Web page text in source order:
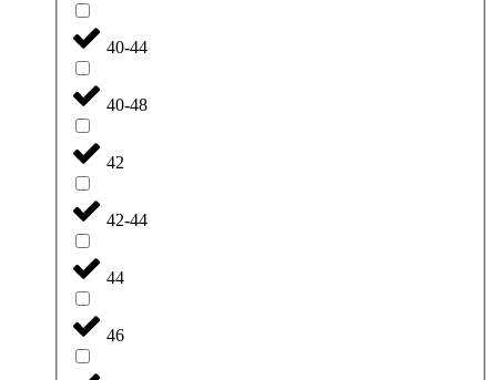
40-44
40-48
42
42-44
44
46